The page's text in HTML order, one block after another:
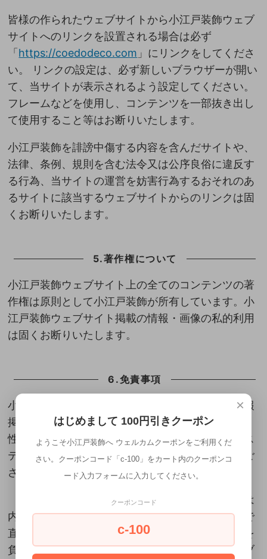
皆様の作られたウェブサイトから小江戸装飾ウェブ
サイトへのリンクを設置される場合は必ず
「https://coedodeco.com 」にリンクをしてくださ
い。 リンクの設定は、必ず新しいブラウザーが開い
て、当サイトが表示されるよう設定してください。
フレームなどを使用し、コンテンツを一部抜き出し
て使用すること等はお断りいたします。
小江戸装飾を誹謗中傷する内容を含んだサイトや、
法律、条例、規則を含む法令又は公序良俗に違反す
る行為、当サイトの運営を妨害行為するおそれのあ
るサイトに該当するウェブサイトからのリンクは固
くお断りいたします。
5.著作権について
小江戸装飾ウェブサイト上の全てのコンテンツの著
作権は原則として小江戸装飾が所有しています。小
江戸装飾ウェブサイト掲載の情報・画像の私的利用
は固くお断りいたします。
6.免責事項
小江戸装飾ウェブサイトに細心の注意を払って情報
掲載を行っておりますが、記載された情報の完全
性・正確性・安全性（コンピュータウィルス、シス
テムエラーなど）に対して一切保証するものではご
ざいません。
小江戸装飾ウェブサイトに含まれる情報もしくは
内容を利用することで、または利用できないことで
直接・間接的に生じた損失に対し弊社が一切責任を
負わないことについて、お客様は小江戸装飾ウェブ
×
はじめまして 100円引きクーポン
ようこそ小江戸装飾へ ウェルカムクーポンをご利用くだ
さい。クーポンコード「c-100」をカート内のクーポンコ
ード入力フォームに入力してください。
クーポンコード
c-100